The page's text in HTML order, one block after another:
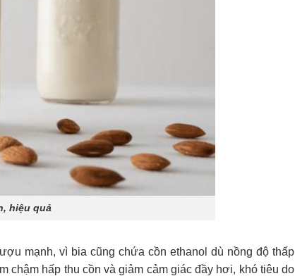
hiệu quả
mạnh, vì bia cũng chứa cồn ethanol dù nồng độ thấp
hấp thu cồn và giảm cảm giác đầy hơi, khó tiêu do